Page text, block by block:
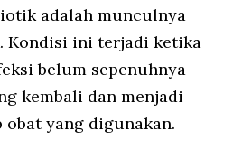
adalah munculnya
Kondisi ini terjadi ketika
belum sepenuhnya
kembali dan menjadi
yang digunakan.